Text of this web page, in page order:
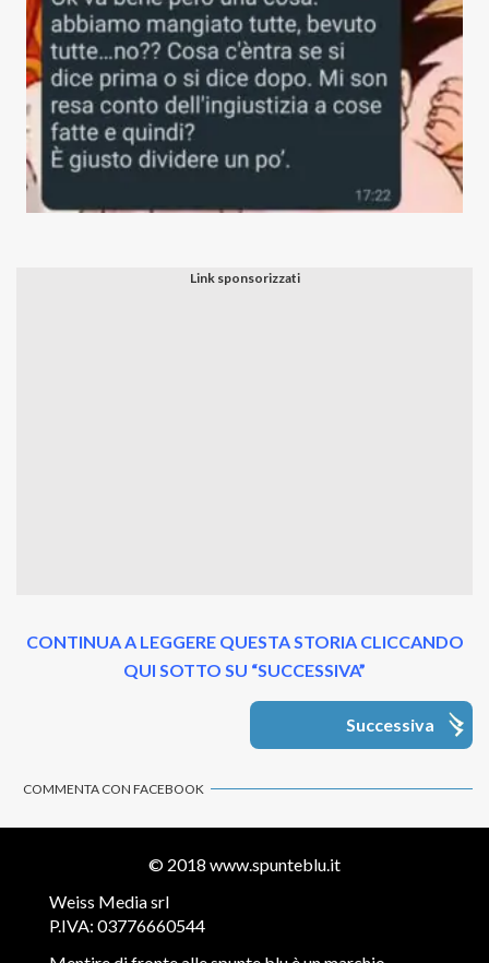
CONTINUA A LEGGERE QUESTA STORIA CLICCANDO
QUI SOTTO SU “SUCCESSIVA”
Successiva
COMMENTA CON FACEBOOK
© 2018 www.spunteblu.it
Weiss Media srl
P.IVA: 03776660544